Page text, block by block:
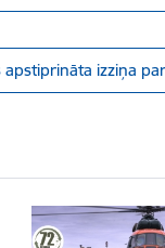
apstiprināta izziņa